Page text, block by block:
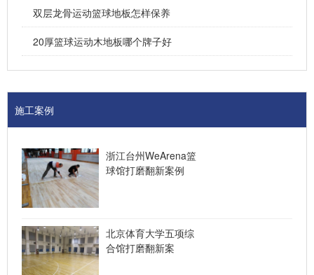
双层龙骨运动篮球地板怎样保养
20厚篮球运动木地板哪个牌子好
施工案例
浙江台州WeArena篮
球馆打磨翻新案例
北京体育大学五项综
合馆打磨翻新案